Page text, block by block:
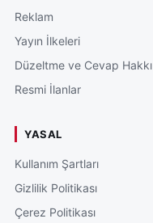
Reklam
Yayın İlkeleri
Düzeltme ve Cevap Hakkı
Resmi İlanlar
YASAL
Kullanım Şartları
Gizlilik Politikası
Çerez Politikası